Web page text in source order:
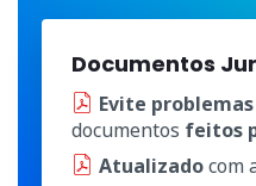
Documentos
Evite
documentos feitos
Atualizadocom